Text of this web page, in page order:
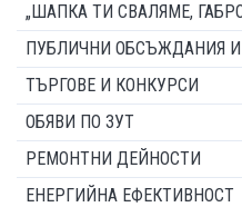
„ШАПКА ТИ СВАЛЯМЕ,
ПУБЛИЧНИ ОБСЪЖДАНИЯ
ТЪРГОВЕ И КОНКУРСИ
ОБЯВИ ПО ЗУТ
РЕМОНТНИ ДЕЙНОСТИ
ЕНЕРГИЙНА ЕФЕКТИВНОСТ